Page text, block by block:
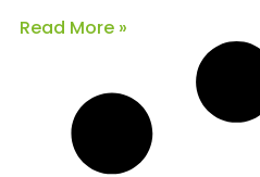
Read More »